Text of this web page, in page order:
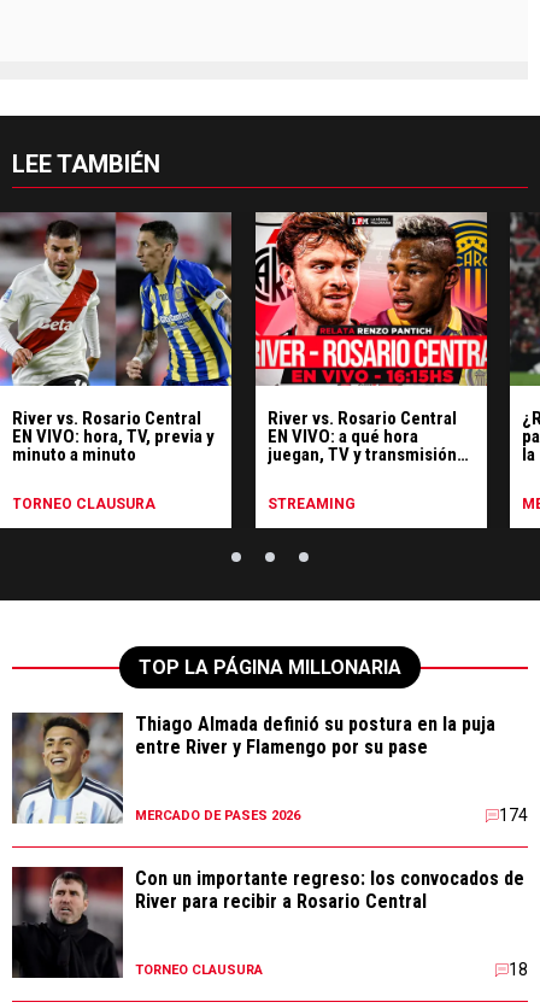
LEE TAMBIÉN
River vs. Rosario Central
EN VIVO: hora, TV, previa y
minuto a minuto
TORNEO CLAUSURA
River vs. Rosario Central
EN VIVO: a qué hora
juegan, TV y transmisión
STREAMING
la
TOP LA PÁGINA MILLONARIA
Thiago Almada definió su postura en la puja
entre River y Flamengo por su pase
MERCADO DE PASES 2026 174
Con un importante regreso: los convocados de
River para recibir a Rosario Central
TORNEO CLAUSURA 18